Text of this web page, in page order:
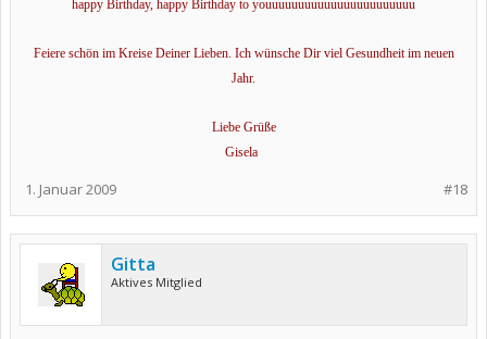
happy Birthday, happy Birthday to youuuuuuuuuuuuuuuuuuuuuuu
Feiere schön im Kreise Deiner Lieben. Ich wünsche Dir viel Gesundheit im neuen
Jahr.
Liebe Grüße
Gisela
#18
1. Januar 2009
Gitta
Aktives Mitglied